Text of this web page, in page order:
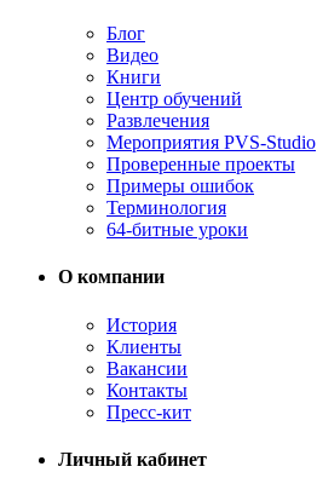
Блог
Видео
Книги
Центр обучений
Развлечения
Мероприятия PVS-Studio
Проверенные проекты
Примеры ошибок
Терминология
64-битные уроки
О компании
История
Клиенты
Вакансии
Контакты
Пресс-кит
Личный кабинет